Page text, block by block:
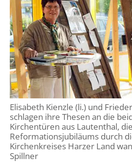
Elisabeth Kienzle (li.) und
schlagen ihre Thesen an die
Kirchentüren aus Lautenthal,
Reformationsjubiläums durch
Kirchenkreises Harzer Land
Spillner